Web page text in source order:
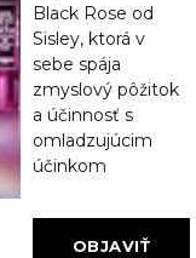
Black Rose od
Sisley, ktorá v
sebe spája
zmyslový pôžitok
a účinnosť s
omladzujúcim
účinkom
OBJAVIŤ